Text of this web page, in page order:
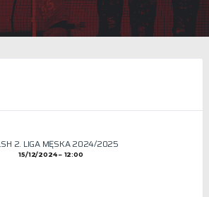
2. LIGA MĘSKA 2024/2025
15/12/2024 12:00